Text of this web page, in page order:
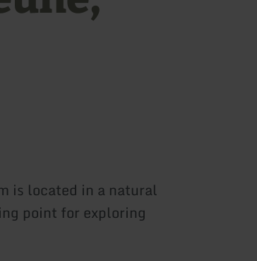
is located in a natural
point for exploring